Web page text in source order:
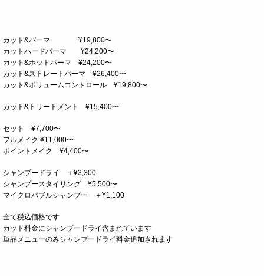
カット&パーマ ¥19,800〜
カットハードパーマ ¥24,200〜
カット&ホットパーマ ¥24,200〜
カット&ストレートパーマ ¥26,400〜
カット&ボリュームコントロール ¥19,800〜
カット&トリートメント ¥15,400〜
セット ¥7,700〜
フルメイク ¥11,000〜
ポイントメイク ¥4,400〜
シャンプードライ ＋¥3,300
シャンプースタイリング ¥5,500〜
マイクロバブルシャンプー ＋¥1,100
全て税込価格です
カット料金にシャンプードライ含まれています
単品メニューのみシャンプードライ料金追加されます